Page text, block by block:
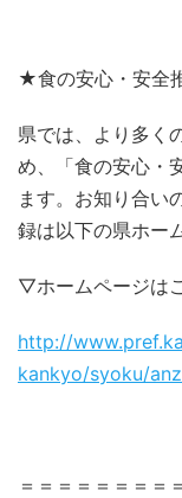
★食の安心・安全
県では、より多く
め、「食の安心・
ます。お知り合い
録は以下の県ホー
▽ホームページは
http://
kankyo/syoku/
＝＝＝＝＝＝＝＝